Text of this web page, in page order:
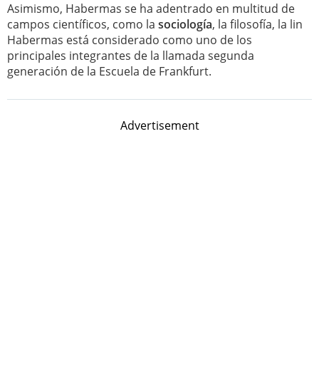
Asimismo, Habermas se ha adentrado en multitud de
campos científicos, como la sociología, la filosofía, la lin
Habermas está considerado como uno de los
principales integrantes de la llamada segunda
generación de la Escuela de Frankfurt.
Advertisement